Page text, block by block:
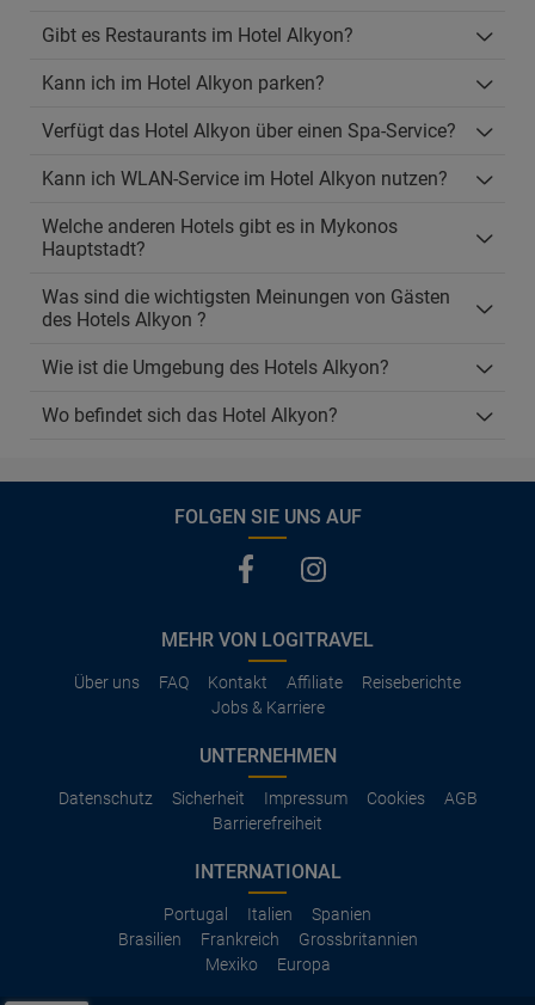
Gibt es Restaurants im Hotel Alkyon?
Kann ich im Hotel Alkyon parken?
Verfügt das Hotel Alkyon über einen Spa-Service?
Kann ich WLAN-Service im Hotel Alkyon nutzen?
Welche anderen Hotels gibt es in Mykonos
Hauptstadt?
Was sind die wichtigsten Meinungen von Gästen
des Hotels Alkyon ?
Wie ist die Umgebung des Hotels Alkyon?
Wo befindet sich das Hotel Alkyon?
FOLGEN SIE UNS AUF
MEHR VON LOGITRAVEL
Über uns FAQ Kontakt Affiliate
Reiseberichte
Jobs & Karriere
UNTERNEHMEN
Datenschutz Sicherheit Impressum Cookies
AGB
Barrierefreiheit
INTERNATIONAL
Portugal Italien
Spanien
Brasilien
Frankreich
Grossbritannien
Mexiko
Europa